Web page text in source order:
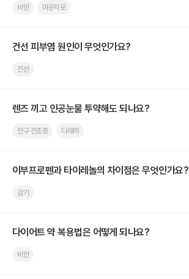
비만 마운자로
건선 피부염 원인이 무엇인가요?
건선
렌즈 끼고 인공눈물 투약해도 되나요?
안구 건조증 다래끼
이부프로펜과 타이레놀의 차이점은 무엇인가요?
감기
다이어트 약 복용법은 어떻게 되나요?
비만